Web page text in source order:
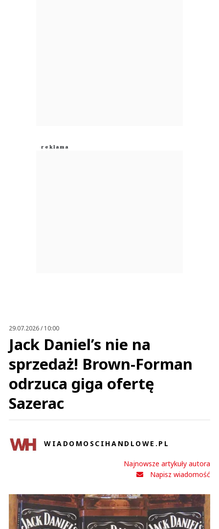
29.07.2026 / 10:00
Jack Daniel’s nie na
sprzedaż! Brown-Forman
odrzuca giga ofertę
Sazerac
WIADOMOSCIHANDLOWE.PL
Najnowsze artykuły autora
Napisz wiadomość